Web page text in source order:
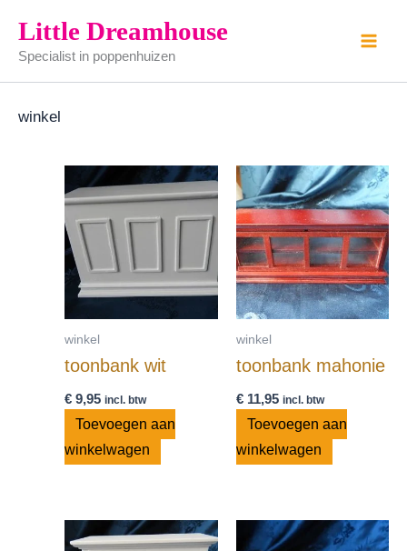
naar
inhoud
Little Dreamhouse
Specialist in poppenhuizen
winkel
winkel
toonbank wit
€ 9,95 incl. btw
Toevoegen aan
winkelwagen
winkel
toonbank mahonie
€11,95 incl. btw
Toevoegen aan
winkelwagen